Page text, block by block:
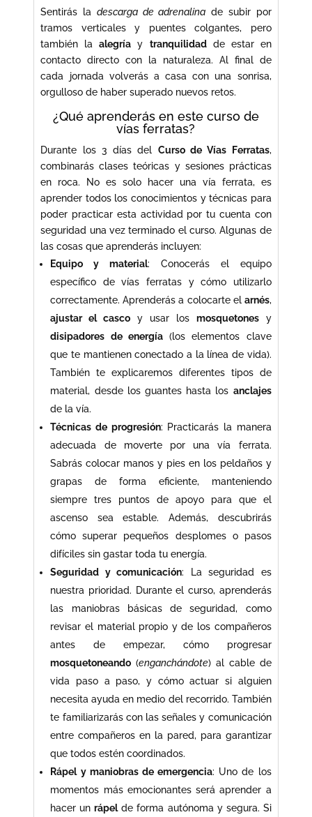
Sentirás la descarga de adrenalina de subir por
tramos verticales y puentes colgantes, pero
también laalegría y tranquilidadde estar en
contacto directo con la naturaleza. Al final de
cada jornada volverás a casa con una sonrisa,
orgulloso de haber superado nuevos retos.
¿Qué aprenderás en este curso de
vías ferratas?
Durante los 3 días del Curso de Vías Ferratas,
combinarás clases teóricas y sesiones prácticas
en roca. No es solo hacer una vía ferrata, es
aprender todos los conocimientos y técnicas para
poder practicar esta actividad por tu cuenta con
seguridad una vez terminado el curso. Algunas de
las cosas que aprenderás incluyen:
Equipo y material: Conocerás el equipo
específico de vías ferratas y cómo utilizarlo
correctamente. Aprenderás a colocarte el arnés,
ajustar el casco y usar los mosquetonesy
disipadores de energía(los elementos clave
que te mantienen conectado a la línea de vida).
También te explicaremos diferentes tipos de
material, desde los guantes hasta los anclajes
de la vía.
Técnicas de progresión: Practicarás la manera
adecuada de moverte por una vía ferrata.
Sabrás colocar manos y pies en los peldaños y
grapas de forma eficiente, manteniendo
siempre tres puntos de apoyo para que el
ascenso sea estable. Además, descubrirás
cómo superar pequeños desplomes o pasos
difíciles sin gastar toda tu energía.
Seguridad y comunicación: La seguridad es
nuestra prioridad. Durante el curso, aprenderás
las maniobras básicas de seguridad, como
revisar el material propio y de los compañeros
antes de empezar, cómo progresar
mosquetoneando (enganchándote) al cable de
vida paso a paso, y cómo actuar si alguien
necesita ayuda en medio del recorrido. También
te familiarizarás con las señales y comunicación
entre compañeros en la pared, para garantizar
que todos estén coordinados.
Rápel y maniobras de emergencia: Uno de los
momentos más emocionantes será aprender a
hacer unrápelde forma autónoma y segura. Si